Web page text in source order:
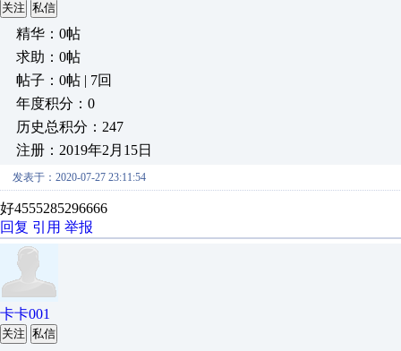
关注 私信
精华：0帖
求助：0帖
帖子：0帖 | 7回
年度积分：0
历史总积分：247
注册：2019年2月15日
发表于：2020-07-27 23:11:54
好4555285296666
回复 引用 举报
卡卡001
关注 私信